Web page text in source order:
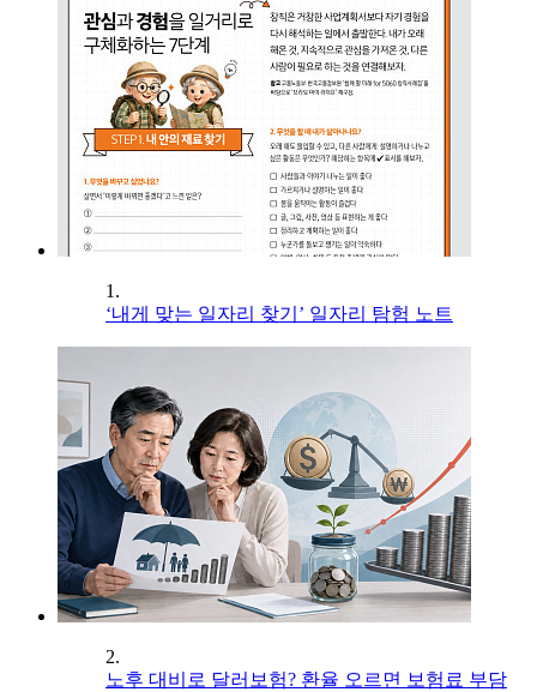
1.
‘내게 맞는 일자리 찾기’ 일자리 탐험 노트
2.
노후 대비로 달러보험? 환율 오르면 보험료 부담